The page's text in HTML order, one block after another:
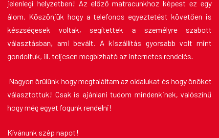
jelenlegi helyzetben! Az előző matracunkhoz képest ez egy
álom. Köszönjük hogy a telefonos egyeztetést követően is
készségesek voltak, segítettek a személyre szabott
választásban, ami bevált. A kiszállítás gyorsabb volt mint
gondoltuk, ill. teljesen megbízható az internetes rendelés.
Nagyon örülünk hogy megtaláltam az oldalukat és hogy önöket
választottuk! Csak is ajánlani tudom mindenkinek, valószínű
hogy még egyet fogunk rendelni!
Kívánunk szép napot!